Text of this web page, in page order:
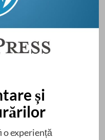
și
o experiență